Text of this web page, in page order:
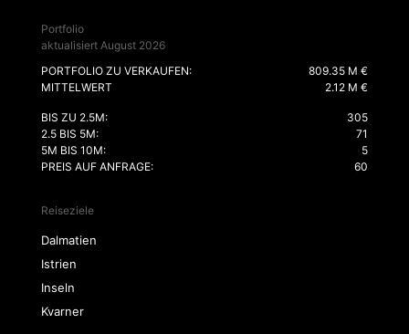
Portfolio
aktualisiert August 2026
PORTFOLIO ZU VERKAUFEN:
809.35 M €
MITTELWERT
2.12 M €
BIS ZU 2.5M:
305
2.5 BIS 5M:
71
5M BIS 10M:
5
PREIS AUF ANFRAGE:
60
Reiseziele
Dalmatien
Istrien
Inseln
Kvarner